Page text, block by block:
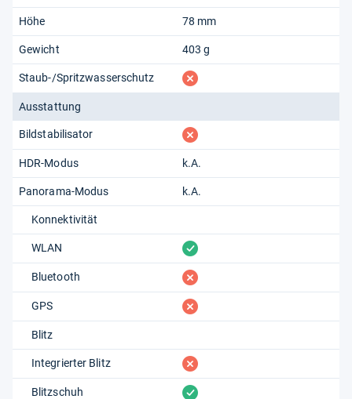
Höhe 78 mm
Gewicht 403 g
Staub-/Spritzwasserschutz fehlt
Ausstattung
Bildstabilisator fehlt
HDR-Modus k.A.
Panorama-Modus k.A.
Konnektivität
WLAN vorhanden
Bluetooth fehlt
GPS fehlt
Blitz
Integrierter Blitz fehlt
Blitzschuh vorhanden